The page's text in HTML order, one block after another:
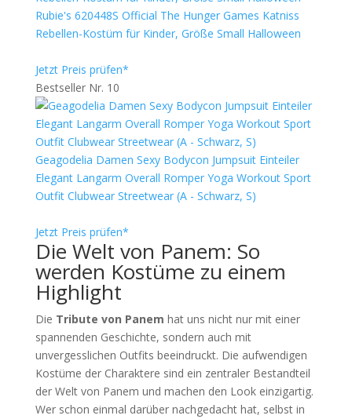
Rubie's 620448S Official The Hunger Games Katniss
Rebellen-Kostüm für Kinder, Größe Small Halloween
Jetzt Preis prüfen*
Bestseller Nr. 10
Geagodelia Damen Sexy Bodycon Jumpsuit Einteiler
Elegant Langarm Overall Romper Yoga Workout Sport
Outfit Clubwear Streetwear (A - Schwarz, S)
Jetzt Preis prüfen*
Die Welt von Panem: So
werden Kostüme zu einem
Highlight
Die Tribute von Panem hat uns nicht nur mit einer
spannenden Geschichte, sondern auch mit
unvergesslichen Outfits beeindruckt. Die aufwendigen
Kostüme der Charaktere sind ein zentraler Bestandteil
der Welt von Panem und machen den Look einzigartig.
Wer schon einmal darüber nachgedacht hat, selbst in